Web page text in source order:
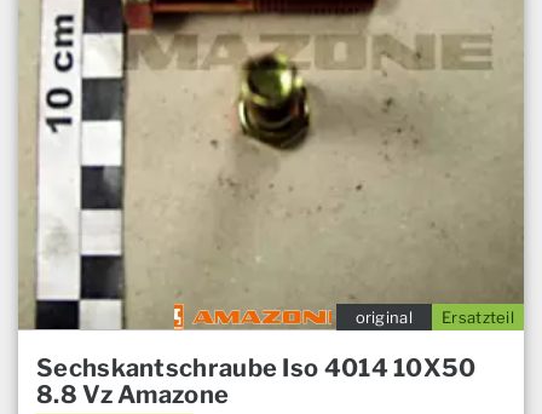
Ersatzteil
original
Sechskantschraube Iso 4014 10X50
8.8 Vz Amazone